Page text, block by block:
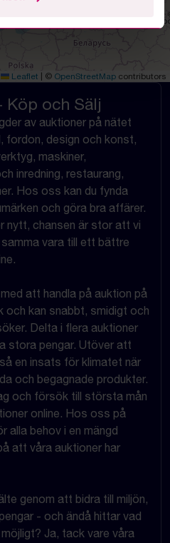
Leaflet © OpenStreetMap contributors
Köp och Sälj
av auktioner på nätet
fordon, design och konst,
maskiner,
inredning, restaurang,
Hos oss kan du fynda
och göra bra affärer.
nytt, chansen är stor att vi
vara till ett bättre
att handla på auktion på
och kan snabbt, smidigt och
Delta i flera auktioner
stora pengar. Utöver att
en insats för klimatet när
och begagnade produkter.
och försök till största mån
online. Hos oss på
alla behov i en mängd
att våra auktioner har
genom att bidra till miljön,
- och ändå hittar vad
Ja, tack vare våra